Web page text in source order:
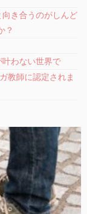
向き合うのがしんど
？
わない世界で
教師に認定されま